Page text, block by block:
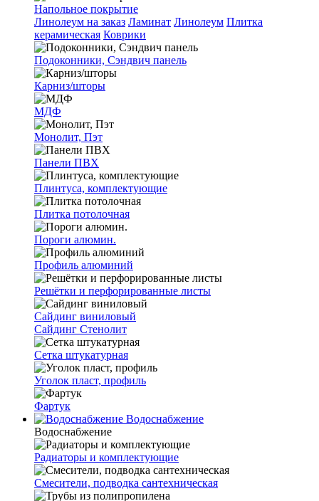
Напольное покрытие
Линолеум на заказ Ламинат Линолеум Плитка
керамическая Коврики
Подоконники, Сэндвич панель
Карниз/шторы
МДФ
Монолит, Пэт
Панели ПВХ
Плинтуса, комплектующие
Плитка потолочная
Пороги алюмин.
Профиль алюминий
Решётки и перфорированные листы
Сайдинг виниловый
Сайдинг Стенолит
Сетка штукатурная
Уголок пласт, профиль
Фартук
Водоснабжение
Водоснабжение
Радиаторы и комплектующие
Смесители, подводка сантехническая